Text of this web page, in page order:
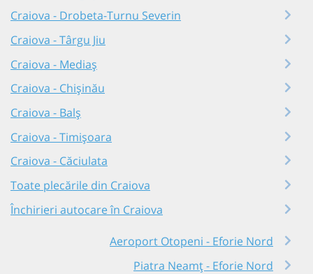
Craiova - Drobeta-Turnu Severin
Craiova - Târgu Jiu
Craiova - Mediaș
Craiova - Chișinău
Craiova - Balș
Craiova - Timișoara
Craiova - Căciulata
Toate plecările din Craiova
Închirieri autocare în Craiova
Aeroport Otopeni - Eforie Nord
Piatra Neamț - Eforie Nord